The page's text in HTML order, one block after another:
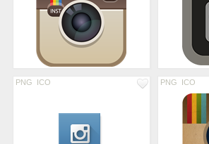
PNG ICO PNG ICO